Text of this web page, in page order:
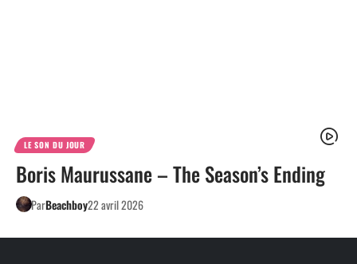
LE SON DU JOUR
Boris Maurussane – The Season’s Ending
ParBeachboy22 avril 2026